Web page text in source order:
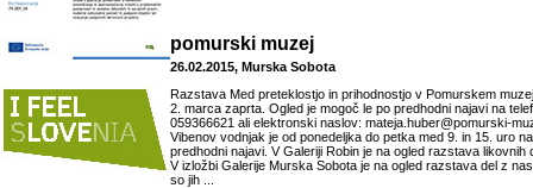
pomurski muzej
26.02.2015, Murska Sobota
Razstava Med preteklostjo in prihodnostjo v Pomurskem
2. marca zaprta. Ogled je mogoč le po predhodni najavi na
059366621 ali elektronski naslov: mateja.huber@pomurski-
Vibenov vodnjak je od ponedeljka do petka med 9. in 15. uro
predhodni najavi. V Galeriji Robin je na ogled razstava
V izložbi Galerije Murska Sobota je na ogled razstava del z
so jih ...